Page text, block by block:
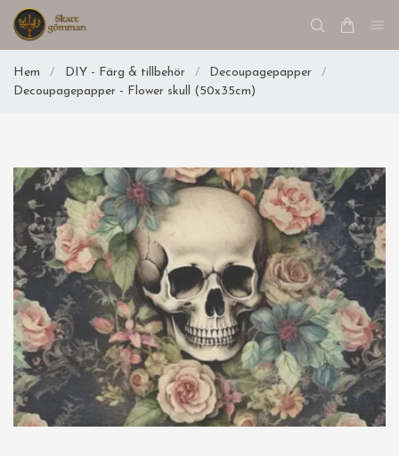
Hem / DIY - Färg & tillbehör / Decoupagepapper
/
Decoupagepapper - Flower skull (50x35cm)